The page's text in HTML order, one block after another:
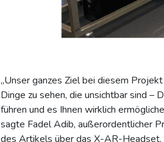
„Unser ganzes Ziel bei diesem
Dinge zu sehen, die unsichtbar sind –
führen und es Ihnen wirklich
sagte Fadel Adib, außerordentlicher
des Artikels über das X-AR-Headset.